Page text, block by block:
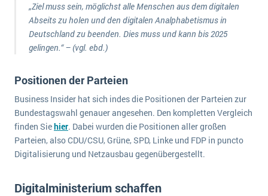
„Ziel muss sein, möglichst alle Menschen aus dem digitalen
Abseits zu holen und den digitalen Analphabetismus in
Deutschland zu beenden. Dies muss und kann bis 2025
gelingen.“ – (vgl. ebd.)
Positionen der Parteien
Business Insider hat sich indes die Positionen der Parteien zur
Bundestagswahl genauer angesehen. Den kompletten Vergleich
finden Siehier. Dabei wurden die Positionen aller großen
Parteien, also CDU/CSU, Grüne, SPD, Linke und FDP in puncto
Digitalisierung und Netzausbau gegenübergestellt.
Digitalministerium schaffen